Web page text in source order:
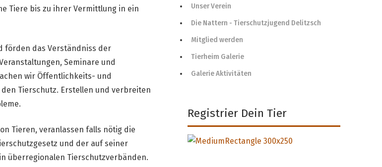
Unser Verein
Die Nattern - Tierschutzjugend Delitzsch
Mitglied werden
Tierheim Galerie
Galerie Aktivitäten
Registrier Dein Tier
Tiere bis zu ihrer Vermittlung in ein
förden das Verständniss der
Seminare und
wir Öffentlichkeits- und
Tierschutz. Erstellen und verbreiten
Tieren, veranlassen falls nötig die
und der auf seiner
überregionalen Tierschutzverbänden.